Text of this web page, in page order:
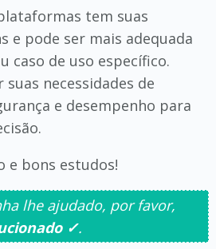
tem suas
e pode ser mais adequada
caso de uso específico.
suas necessidades de
e desempenho para
e bons estudos!
lhe ajudado, por favor,
✓.